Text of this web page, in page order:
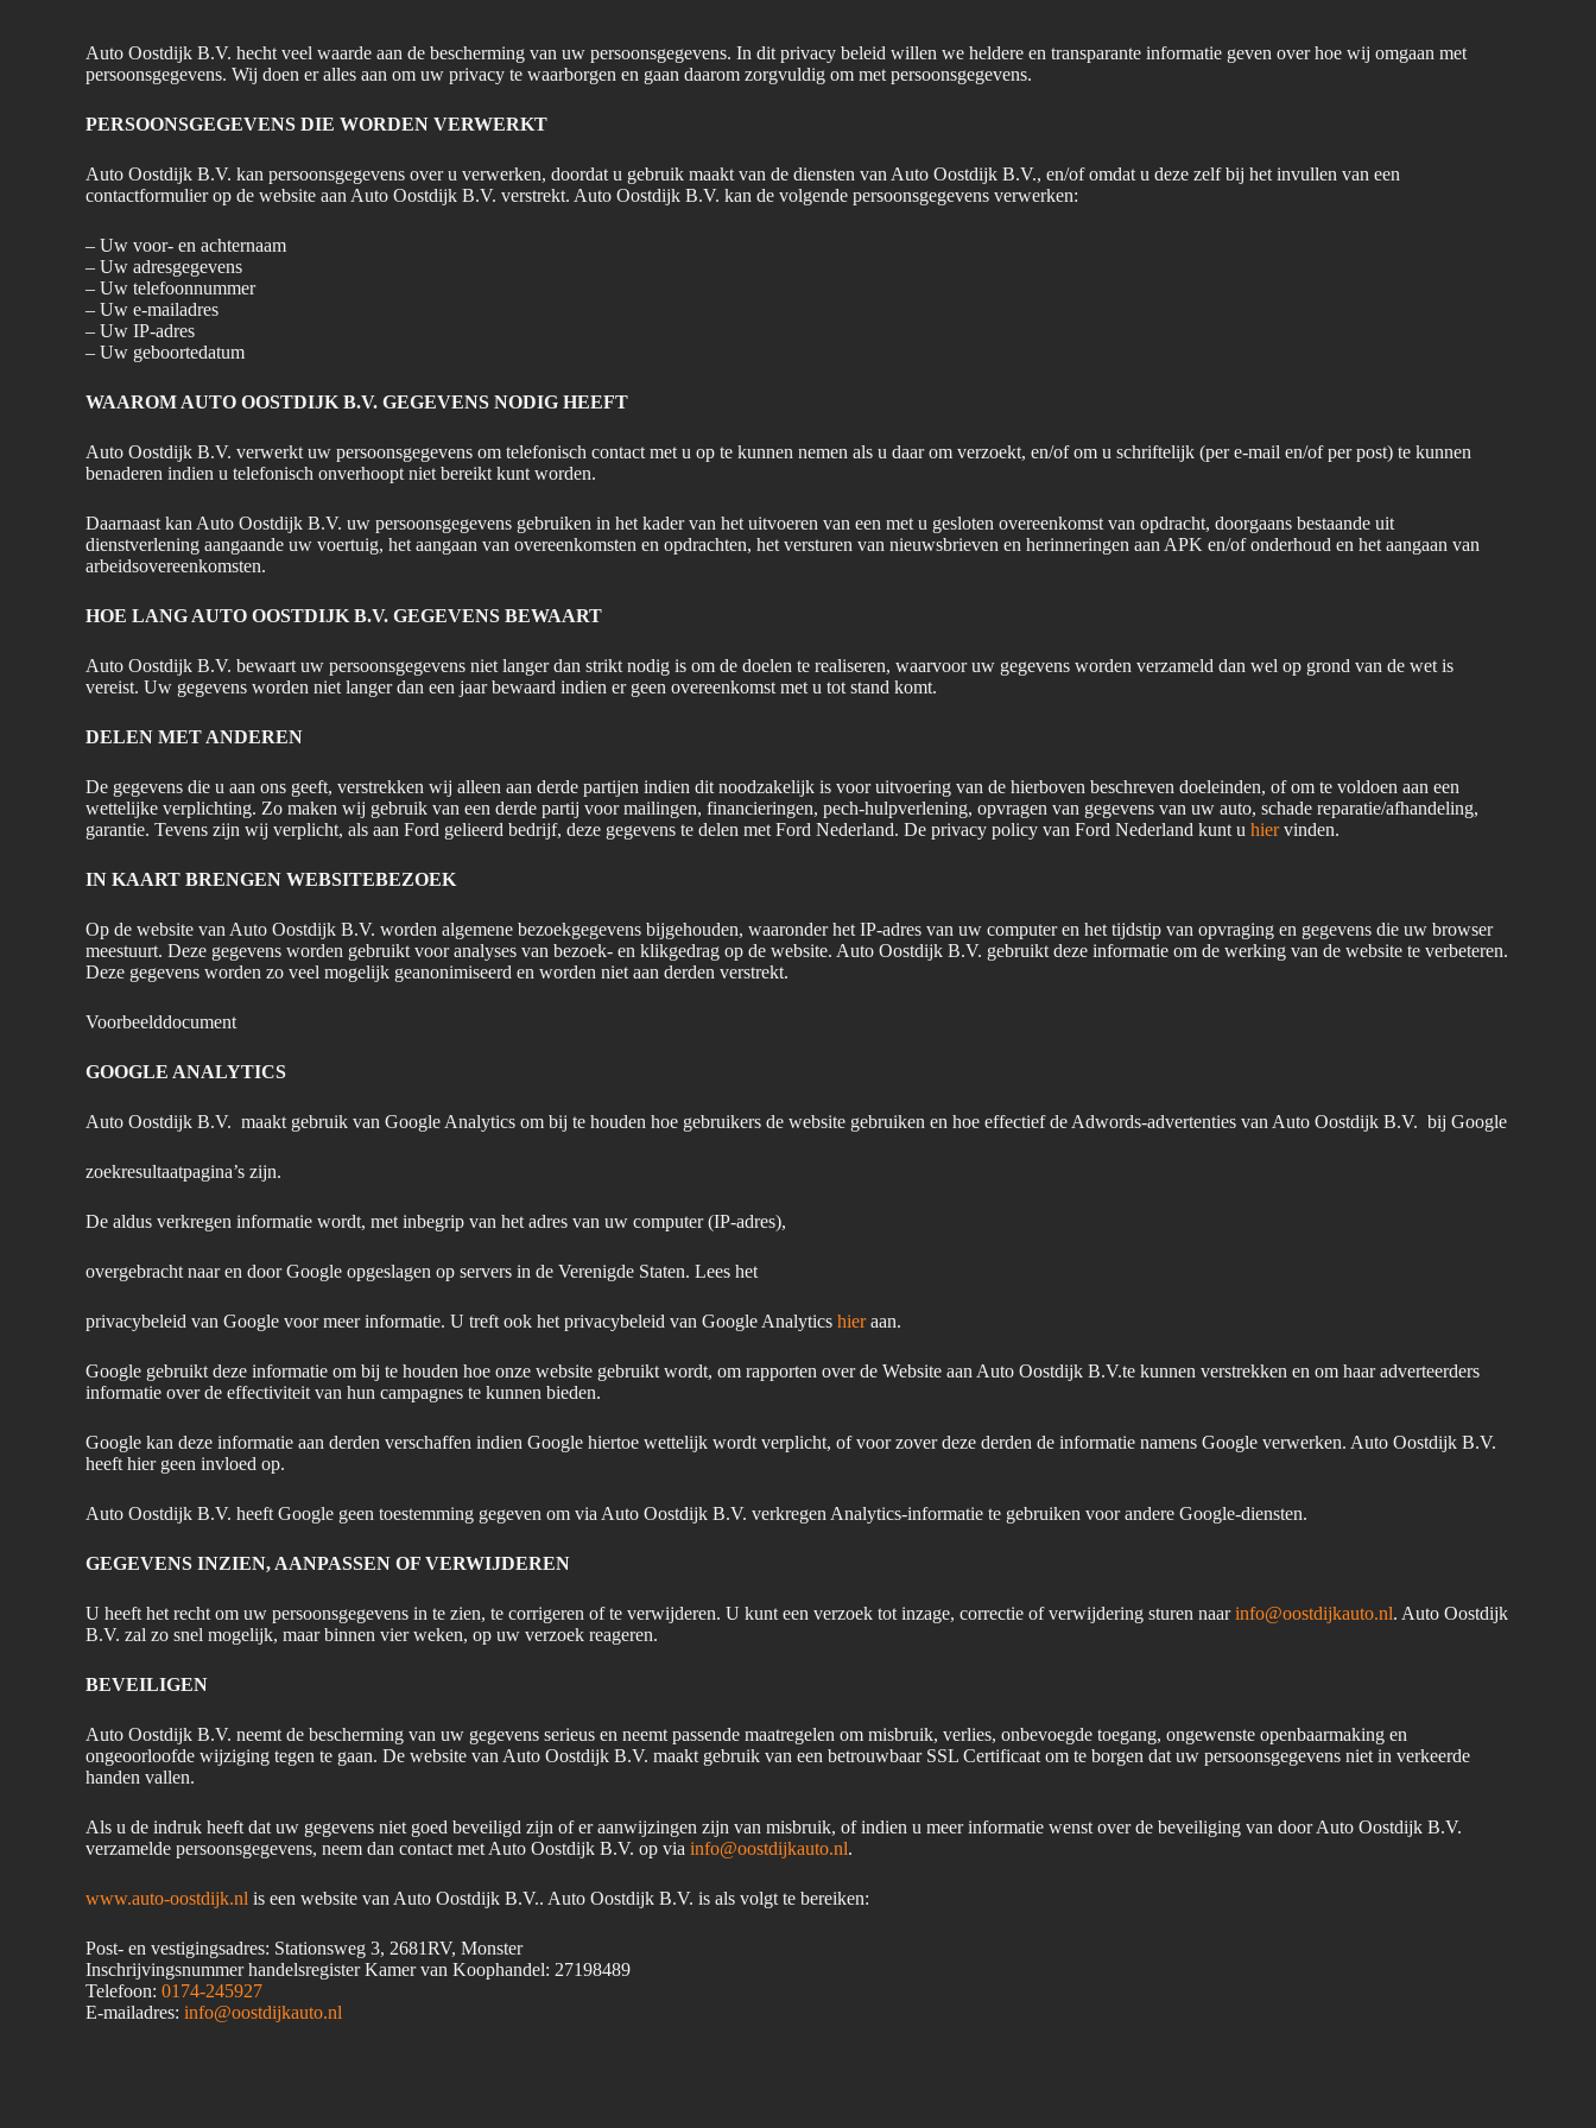
Auto Oostdijk B.V. hecht veel waarde aan de bescherming van uw persoonsgegevens. In dit privacy beleid willen we heldere en transparante informatie geven over hoe wij omgaan met
persoonsgegevens. Wij doen er alles aan om uw privacy te waarborgen en gaan daarom zorgvuldig om met persoonsgegevens.
PERSOONSGEGEVENS DIE WORDEN VERWERKT
Auto Oostdijk B.V. kan persoonsgegevens over u verwerken, doordat u gebruik maakt van de diensten van Auto Oostdijk B.V., en/of omdat u deze zelf bij het invullen van een
contactformulier op de website aan Auto Oostdijk B.V. verstrekt. Auto Oostdijk B.V. kan de volgende persoonsgegevens verwerken:
– Uw voor- en achternaam
– Uw adresgegevens
– Uw telefoonnummer
– Uw e-mailadres
– Uw IP-adres
– Uw geboortedatum
WAAROM AUTO OOSTDIJK B.V. GEGEVENS NODIG HEEFT
Auto Oostdijk B.V. verwerkt uw persoonsgegevens om telefonisch contact met u op te kunnen nemen als u daar om verzoekt, en/of om u schriftelijk (per e-mail en/of per post) te kunnen
benaderen indien u telefonisch onverhoopt niet bereikt kunt worden.
Daarnaast kan Auto Oostdijk B.V. uw persoonsgegevens gebruiken in het kader van het uitvoeren van een met u gesloten overeenkomst van opdracht, doorgaans bestaande uit
dienstverlening aangaande uw voertuig, het aangaan van overeenkomsten en opdrachten, het versturen van nieuwsbrieven en herinneringen aan APK en/of onderhoud en het aangaan van
arbeidsovereenkomsten.
HOE LANG AUTO OOSTDIJK B.V. GEGEVENS BEWAART
Auto Oostdijk B.V. bewaart uw persoonsgegevens niet langer dan strikt nodig is om de doelen te realiseren, waarvoor uw gegevens worden verzameld dan wel op grond van de wet is
vereist. Uw gegevens worden niet langer dan een jaar bewaard indien er geen overeenkomst met u tot stand komt.
DELEN MET ANDEREN
De gegevens die u aan ons geeft, verstrekken wij alleen aan derde partijen indien dit noodzakelijk is voor uitvoering van de hierboven beschreven doeleinden, of om te voldoen aan een
wettelijke verplichting. Zo maken wij gebruik van een derde partij voor mailingen, financieringen, pech-hulpverlening, opvragen van gegevens van uw auto, schade reparatie/afhandeling,
garantie. Tevens zijn wij verplicht, als aan Ford gelieerd bedrijf, deze gegevens te delen met Ford Nederland. De privacy policy van Ford Nederland kunt u hiervinden.
IN KAART BRENGEN WEBSITEBEZOEK
Op de website van Auto Oostdijk B.V. worden algemene bezoekgegevens bijgehouden, waaronder het IP-adres van uw computer en het tijdstip van opvraging en gegevens die uw browser
meestuurt. Deze gegevens worden gebruikt voor analyses van bezoek- en klikgedrag op de website. Auto Oostdijk B.V. gebruikt deze informatie om de werking van de website te verbeteren.
Deze gegevens worden zo veel mogelijk geanonimiseerd en worden niet aan derden verstrekt.
Voorbeelddocument
GOOGLE ANALYTICS
Auto Oostdijk B.V. maakt gebruik van Google Analytics om bij te houden hoe gebruikers de website gebruiken en hoe effectief de Adwords-advertenties van Auto Oostdijk B.V. bij Google
zoekresultaatpagina’s zijn.
De aldus verkregen informatie wordt, met inbegrip van het adres van uw computer (IP-adres),
overgebracht naar en door Google opgeslagen op servers in de Verenigde Staten. Lees het
privacybeleid van Google voor meer informatie. U treft ook het privacybeleid van Google Analytics hieraan.
Google gebruikt deze informatie om bij te houden hoe onze website gebruikt wordt, om rapporten over de Website aan Auto Oostdijk B.V.te kunnen verstrekken en om haar adverteerders
informatie over de effectiviteit van hun campagnes te kunnen bieden.
Google kan deze informatie aan derden verschaffen indien Google hiertoe wettelijk wordt verplicht, of voor zover deze derden de informatie namens Google verwerken. Auto Oostdijk B.V.
heeft hier geen invloed op.
Auto Oostdijk B.V. heeft Google geen toestemming gegeven om via Auto Oostdijk B.V. verkregen Analytics-informatie te gebruiken voor andere Google-diensten.
GEGEVENS INZIEN, AANPASSEN OF VERWIJDEREN
U heeft het recht om uw persoonsgegevens in te zien, te corrigeren of te verwijderen. U kunt een verzoek tot inzage, correctie of verwijdering sturen naarinfo@oostdijkauto.nl. Auto Oostdijk
B.V. zal zo snel mogelijk, maar binnen vier weken, op uw verzoek reageren.
BEVEILIGEN
Auto Oostdijk B.V. neemt de bescherming van uw gegevens serieus en neemt passende maatregelen om misbruik, verlies, onbevoegde toegang, ongewenste openbaarmaking en
ongeoorloofde wijziging tegen te gaan. De website van Auto Oostdijk B.V. maakt gebruik van een betrouwbaar SSL Certificaat om te borgen dat uw persoonsgegevens niet in verkeerde
handen vallen.
Als u de indruk heeft dat uw gegevens niet goed beveiligd zijn of er aanwijzingen zijn van misbruik, of indien u meer informatie wenst over de beveiliging van door Auto Oostdijk B.V.
verzamelde persoonsgegevens, neem dan contact met Auto Oostdijk B.V. op via info@oostdijkauto.nl.
www.auto-oostdijk.nl is een website van Auto Oostdijk B.V.. Auto Oostdijk B.V. is als volgt te bereiken:
Post- en vestigingsadres: Stationsweg 3, 2681RV, Monster
Inschrijvingsnummer handelsregister Kamer van Koophandel: 27198489
Telefoon: 0174-245927
E-mailadres: info@oostdijkauto.nl